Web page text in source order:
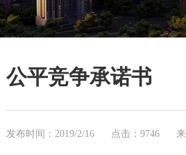
公平竞争承诺书
发布时间：2019/2/16 点击：9746